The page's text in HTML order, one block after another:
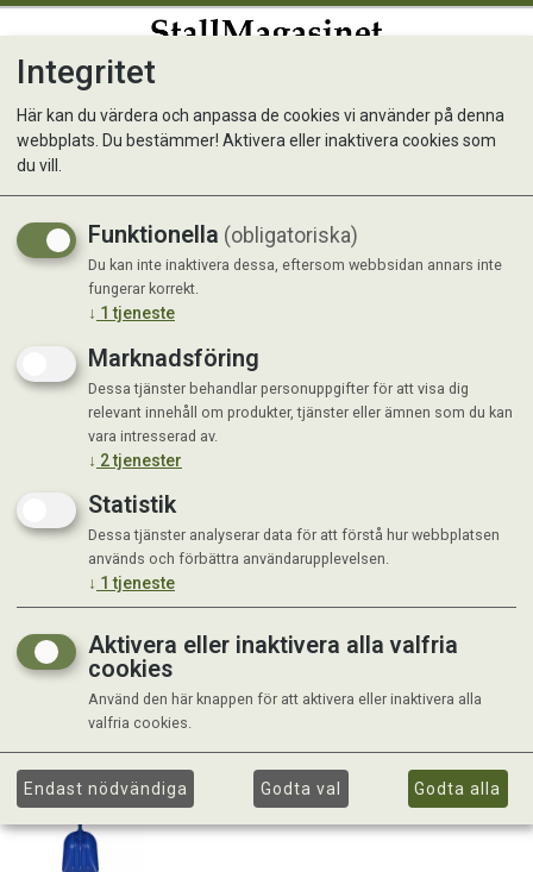
Farmarskyffel
Integritet
Här kan du värdera och anpassa de cookies vi använder på denna
webbplats. Du bestämmer! Aktivera eller inaktivera cookies som
du vill.
Funktionella (obligatoriska)
Du kan inte inaktivera dessa, eftersom webbsidan annars inte
fungerar korrekt.
↓ 1 tjeneste
Marknadsföring
Dessa tjänster behandlar personuppgifter för att visa dig
relevant innehåll om produkter, tjänster eller ämnen som du kan
vara intresserad av.
↓ 2tjenester
Statistik
Dessa tjänster analyserar data för att förstå hur webbplatsen
används och förbättra användarupplevelsen.
↓ 1 tjeneste
Aktivera eller inaktivera alla valfria
cookies
Använd den här knappen för att aktivera eller inaktivera alla
valfria cookies.
Endast nödvändiga Godta val Godta alla